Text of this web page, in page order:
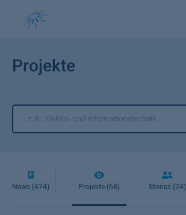
Projekte
News (474) Projekte (68) Stories (24)